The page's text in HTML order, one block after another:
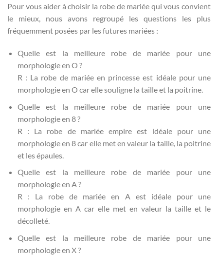
Pour vous aider à choisir la robe de mariée qui vous convient
le mieux, nous avons regroupé les questions les plus
fréquemment posées par les futures mariées :
Quelle est la meilleure robe de mariée pour une
morphologie en O ?
R : La robe de mariée en princesse est idéale pour une
morphologie en O car elle souligne la taille et la poitrine.
Quelle est la meilleure robe de mariée pour une
morphologie en 8 ?
R : La robe de mariée empire est idéale pour une
morphologie en 8 car elle met en valeur la taille, la poitrine
et les épaules.
Quelle est la meilleure robe de mariée pour une
morphologie en A ?
R : La robe de mariée en A est idéale pour une
morphologie en A car elle met en valeur la taille et le
décolleté.
Quelle est la meilleure robe de mariée pour une
morphologie en X ?